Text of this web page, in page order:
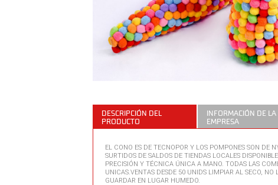
DESCRIPCIÓN DEL
PRODUCTO
EL CONO ES DE TECNOPOR Y LOS POMPONES SON DE
SURTIDOS DE SALDOS DE TIENDAS LOCALES
PRECISIÓN Y TÉCNICA ÚNICA A MANO. TODAS LAS
UNICAS.VENTAS DESDE 50 UNIDS LIMPIAR AL SECO, NO
GUARDAR EN LUGAR HUMEDO.
INFORMACIÓN DE LA
EMPRESA